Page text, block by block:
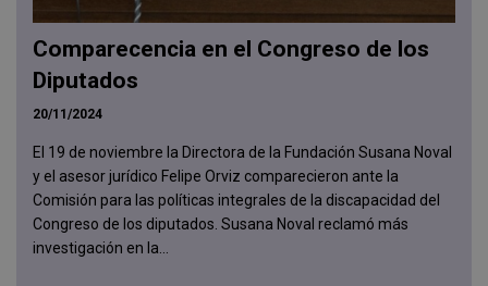
Comparecencia en el Congreso de los
Diputados
20/11/2024
El 19 de noviembre la Directora de la Fundación Susana Noval
y el asesor jurídico Felipe Orviz comparecieron ante la
Comisión para las políticas integrales de la discapacidad del
Congreso de los diputados. Susana Noval reclamó más
investigación en la...